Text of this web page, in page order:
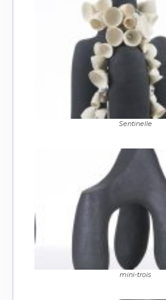
Prénom
Statut / Organisation
Adresse email*
Sentinelle
mini-trois